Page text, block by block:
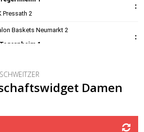
Damen